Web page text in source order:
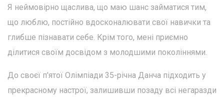
Я неймовірно щаслива, що маю шанс займатися тим,
що люблю, постійно вдосконалювати свої навички та
глибше пізнавати себе. Крім того, мені приємно
ділитися своїм досвідом з молодшими поколіннями.
До своєї п'ятої Олімпіади 35-річна Данча підходить у
прекрасному настрої, залишивши позаду всі негаразди